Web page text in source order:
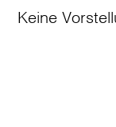
Keine